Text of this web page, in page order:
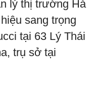
lý thị trường Hà
sang trọng
tại 63 Lý Thái
trụ sở tại